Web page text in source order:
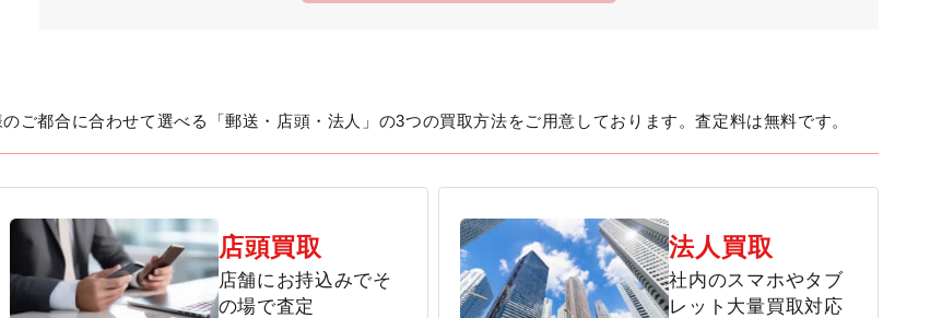
ご都合に合わせて選べる「郵送・店頭・法人」の3つの買取方法をご用意しております。査定料は無料です。
店頭買取
店舗にお持込みでそ
の場で査定
法人買取
社内のスマホやタブ
レット大量買取対応